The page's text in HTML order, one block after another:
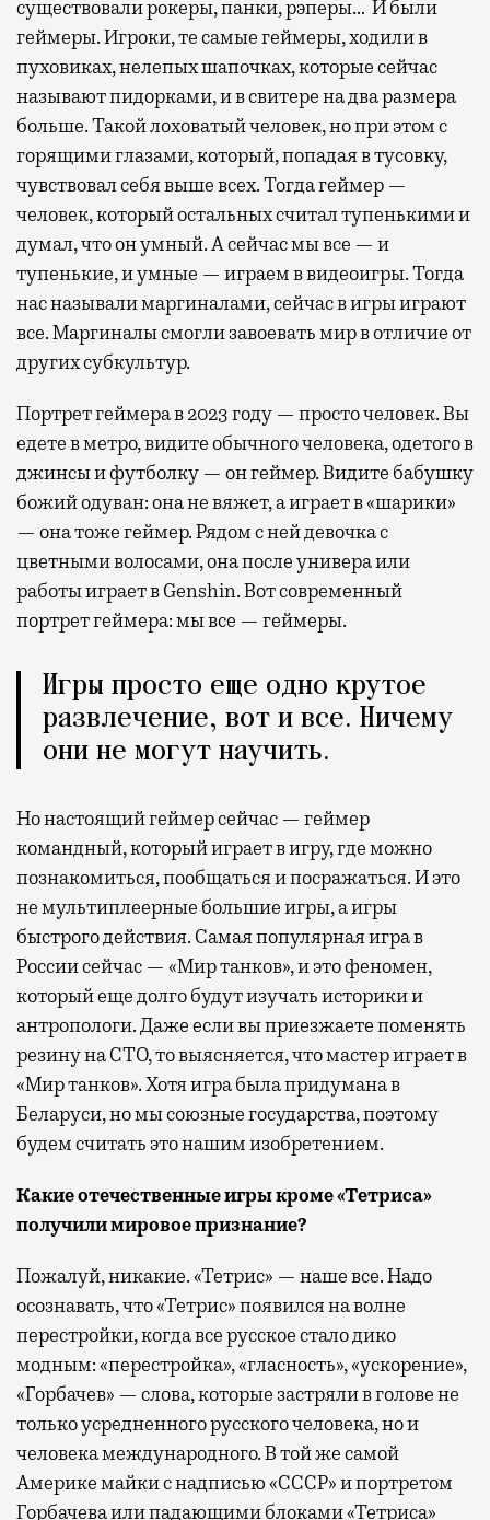
существовали рокеры, панки, рэперы… И были
геймеры. Игроки, те самые геймеры, ходили в
пуховиках, нелепых шапочках, которые сейчас
называют пидорками, и в свитере на два размера
больше. Такой лоховатый человек, но при этом с
горящими глазами, который, попадая в тусовку,
чувствовал себя выше всех. Тогда геймер —
человек, который остальных считал тупенькими и
думал, что он умный. А сейчас мы все — и
тупенькие, и умные — играем в видеоигры. Тогда
нас называли маргиналами, сейчас в игры играют
все. Маргиналы смогли завоевать мир в отличие от
других субкультур.
Портрет геймера в 2023 году — просто человек. Вы
едете в метро, видите обычного человека, одетого в
джинсы и футболку — он геймер. Видите бабушку
божий одуван: она не вяжет, а играет в «шарики»
— она тоже геймер. Рядом с ней девочка с
цветными волосами, она после универа или
работы играет в Genshin. Вот современный
портрет геймера: мы все — геймеры.
Игры просто еще одно крутое
развлечение, вот и все. Ничему
они не могут научить.
Но настоящий геймер сейчас — геймер
командный, который играет в игру, где можно
познакомиться, пообщаться и посражаться. И это
не мультиплеерные большие игры, а игры
быстрого действия. Самая популярная игра в
России сейчас — «Мир танков», и это феномен,
который еще долго будут изучать историки и
антропологи. Даже если вы приезжаете поменять
резину на СТО, то выясняется, что мастер играет в
«Мир танков». Хотя игра была придумана в
Беларуси, но мы союзные государства, поэтому
будем считать это нашим изобретением.
Какие отечественные игры кроме «Тетриса»
получили мировое признание?
Пожалуй, никакие. «Тетрис» — наше все. Надо
осознавать, что «Тетрис» появился на волне
перестройки, когда все русское стало дико
модным: «перестройка», «гласность», «ускорение»,
«Горбачев» — слова, которые застряли в голове не
только усредненного русского человека, но и
человека международного. В той же самой
Америке майки с надписью «СССР» и портретом
Горбачева или падающими блоками «Тетриса»